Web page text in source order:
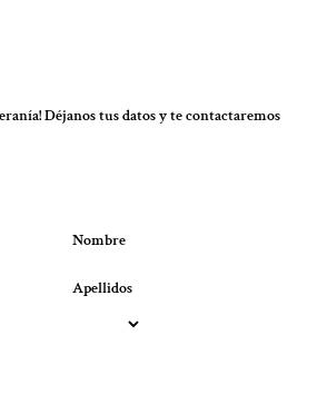
Déjanos tus datos y te contactaremos
Nombre
Apellidos